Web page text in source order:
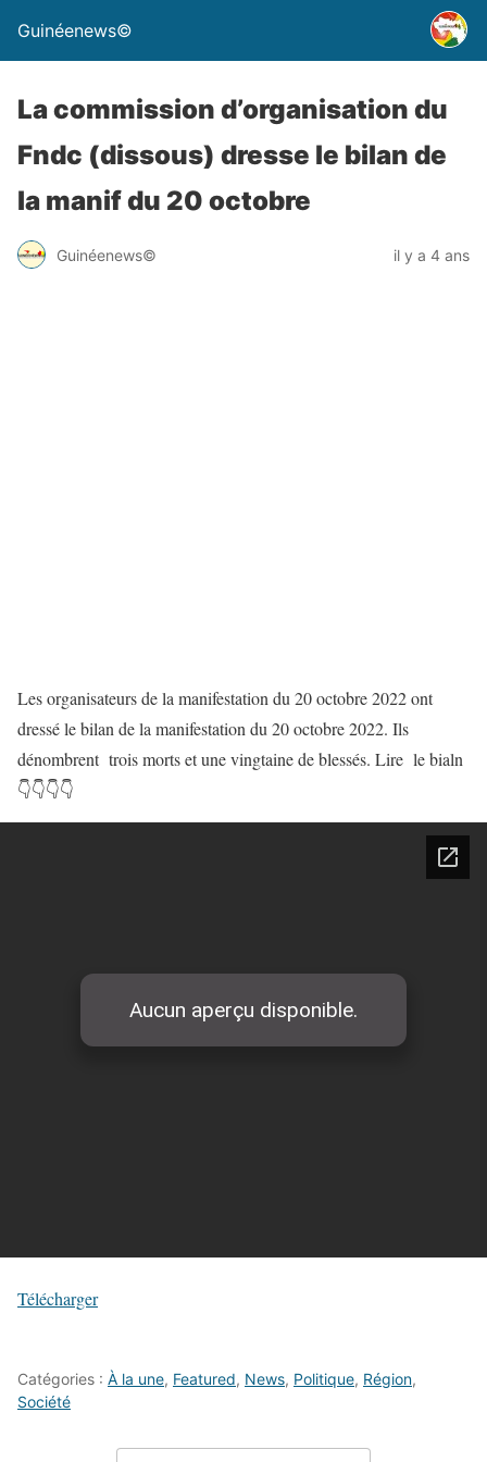
Guinéenews©
La commission d’organisation du
Fndc (dissous) dresse le bilan de
la manif du 20 octobre
Guinéenews© il y a 4 ans
Les organisateurs de la manifestation du 20 octobre 2022 ont
dressé le bilan de la manifestation du 20 octobre 2022. Ils
dénombrent trois morts et une vingtaine de blessés. Lire le bialn
👇👇👇👇
Télécharger
Catégories : À la une, Featured, News, Politique, Région,
Société